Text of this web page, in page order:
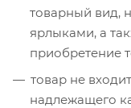
товарный вид,
ярлыками, а
приобретение
товар не
надлежащего